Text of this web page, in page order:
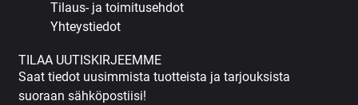
Tilaus- ja toimitusehdot
Yhteystiedot
TILAA UUTISKIRJEEMME
Saat tiedot uusimmista tuotteista ja tarjouksista
suoraan sähköpostiisi!